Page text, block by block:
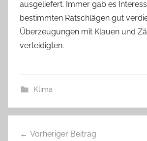
ausgeliefert. Immer gab es
bestimmten Ratschlägen gut
Überzeugungen mit Klauen und
verteidigten.
Klima
Vorheriger Beitrag